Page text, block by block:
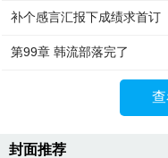
补个感言汇报下成绩求首订
第99章 韩流部落完了
封面推荐